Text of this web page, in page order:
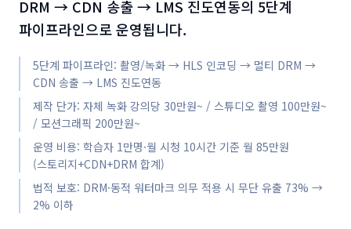
DRM → CDN 송출 → LMS 진도연동의 5단계
파이프라인으로 운영됩니다.
5단계 파이프라인: 촬영/녹화 → HLS 인코딩 → 멀티 DRM →
CDN 송출 → LMS 진도연동
제작 단가: 자체 녹화 강의당 30만원~ / 스튜디오 촬영 100만원~
/ 모션그래픽 200만원~
운영 비용: 학습자 1만명·월 시청 10시간 기준 월 85만원
(스토리지+CDN+DRM 합계)
법적 보호: DRM·동적 워터마크 의무 적용 시 무단 유출 73% →
2% 이하